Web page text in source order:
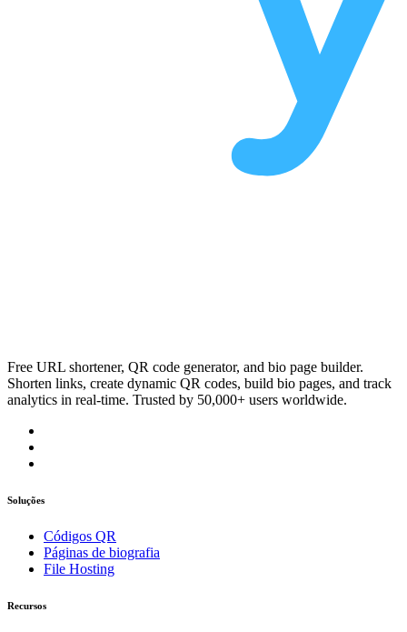
Free URL shortener, QR code generator, and bio page builder.
Shorten links, create dynamic QR codes, build bio pages, and track
analytics in real-time. Trusted by 50,000+ users worldwide.
Soluções
Códigos QR
Páginas de biografia
File Hosting
Recursos